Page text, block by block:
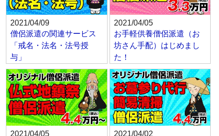
2021/04/09
僧侶派遣の関連サービス
「戒名・法名・法号授
与」
2021/04/05
お手軽供養僧侶派遣（お
坊さん手配）はじめまし
た！
2021/04/05
2021/04/02